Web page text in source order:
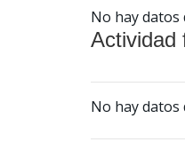
No hay datos
Actividad
No hay datos